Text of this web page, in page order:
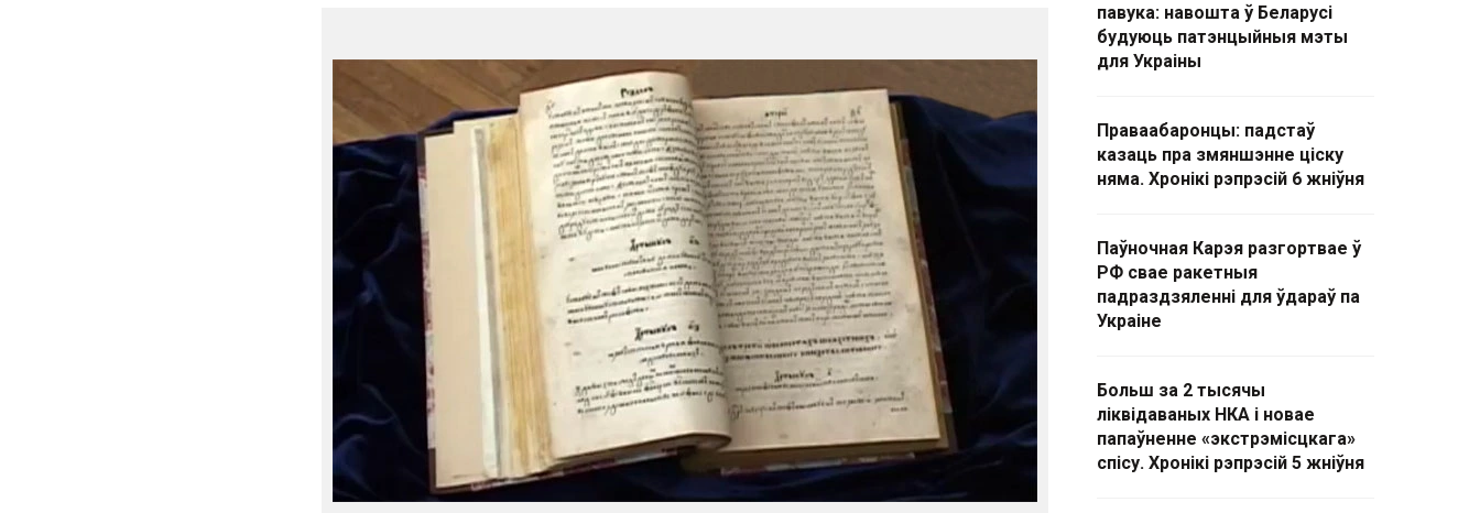
павука: навошта ў Беларусі
будуюць патэнцыйныя мэты
для Украіны
Праваабаронцы: падстаў
казаць пра змяншэнне ціску
няма. Хронікі рэпрэсій 6 жніўня
Паўночная Карэя разгортвае ў
РФ свае ракетныя
падраздзяленні для ўдараў па
Украіне
Больш за 2 тысячы
ліквідаваных НКА і новае
папаўненне «экстрэмісцкага»
спісу. Хронікі рэпрэсій 5 жніўня